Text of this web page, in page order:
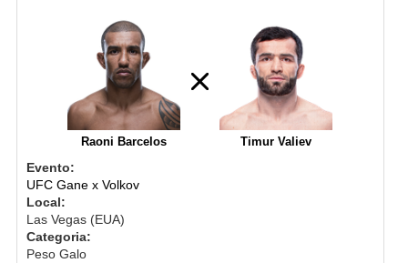
Raoni Barcelos Timur Valiev
Evento:
UFC Gane x Volkov
Local:
Las Vegas (EUA)
Categoria:
Peso Galo